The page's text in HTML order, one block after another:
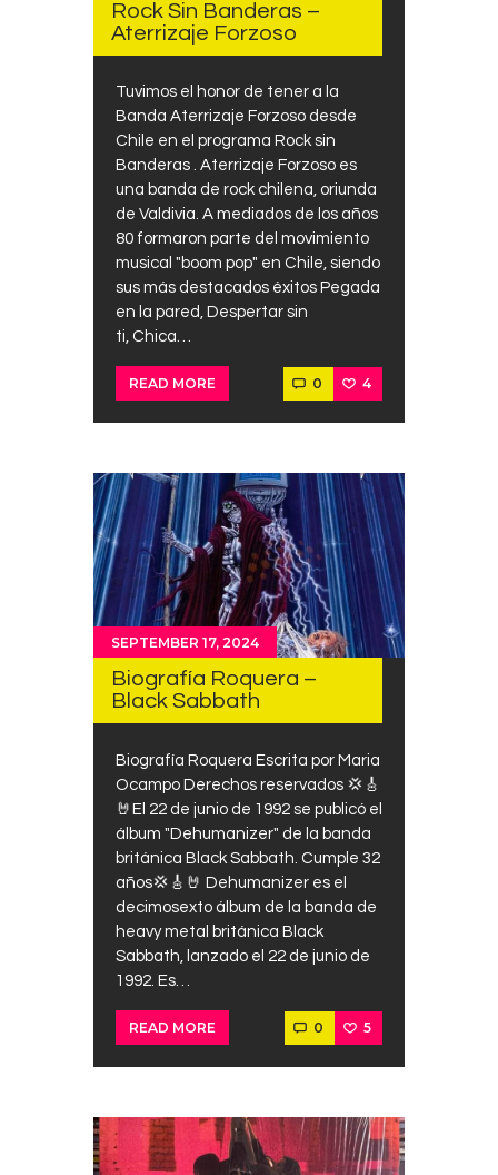
Rock Sin Banderas –
Aterrizaje Forzoso
Tuvimos el honor de tener a la
Banda Aterrizaje Forzoso desde
Chile en el programa Rock sin
Banderas . Aterrizaje Forzoso es
una banda de rock chilena, oriunda
de Valdivia. A mediados de los años
80 formaron parte del movimiento
musical "boom pop" en Chile, siendo
sus más destacados éxitos Pegada
en la pared, Despertar sin
ti, Chica…
READ MORE 0 4
SEPTEMBER 17, 2024
Biografía Roquera –
Black Sabbath
Biografía Roquera Escrita por Maria
Ocampo Derechos reservados 💢🎸
🤘El 22 de junio de 1992 se publicó el
álbum "Dehumanizer" de la banda
británica Black Sabbath. Cumple 32
años💢🎸🤘 Dehumanizer es el
decimosexto álbum de la banda de
heavy metal británica Black
Sabbath, lanzado el 22 de junio de
1992. Es…
READ MORE 0 5